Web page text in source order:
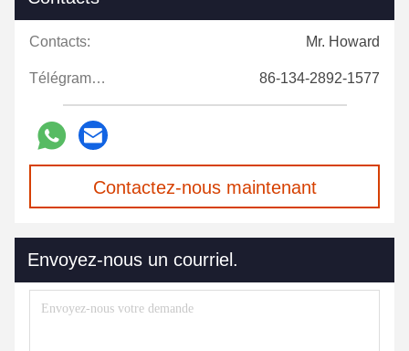
Contacts: Mr. Howard
Télégramme: 86-134-2892-1577
Contactez-nous maintenant
Envoyez-nous un courriel.